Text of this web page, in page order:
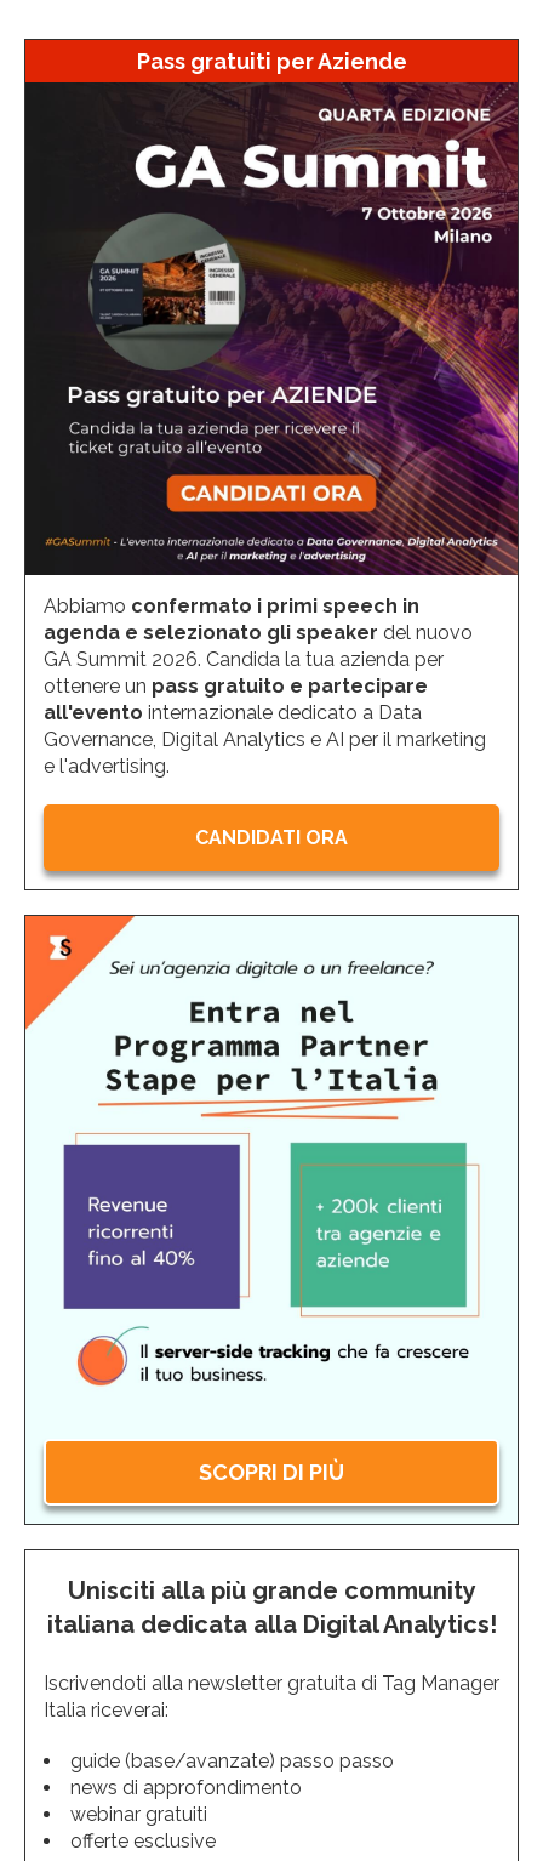
Pass gratuiti per Aziende
Abbiamo confermato i primi speech in
agenda e selezionato gli speaker del nuovo
GA Summit 2026. Candida la tua azienda per
ottenere un pass gratuito e partecipare
all'evento internazionale dedicato a Data
Governance, Digital Analytics e AI per il marketing
e l'advertising.
CANDIDATI ORA
SCOPRI DI PIÙ
Unisciti alla più grande community
italiana dedicata alla Digital Analytics!
Iscrivendoti alla newsletter gratuita di Tag Manager
Italia riceverai:
guide (base/avanzate) passo passo
news di approfondimento
webinar gratuiti
offerte esclusive